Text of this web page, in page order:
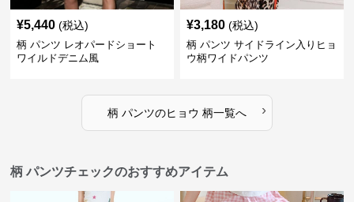
¥5,440 (税込)
柄 パンツ レオパードショート
ワイルドデニム風
¥3,180 (税込)
柄 パンツ サイドライン入りヒョ
ウ柄ワイドパンツ
柄 パンツのヒョウ 柄一覧へ ›
柄 パンツチェックのおすすめアイテム